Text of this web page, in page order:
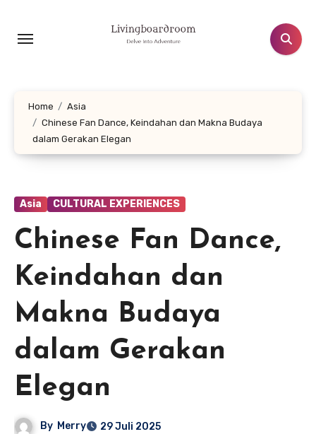
konten
Home
Asia
Chinese Fan Dance, Keindahan dan Makna Budaya
dalam Gerakan Elegan
Asia CULTURAL EXPERIENCES
Chinese Fan Dance,
Keindahan dan
Makna Budaya
dalam Gerakan
Elegan
By Merry
29 Juli 2025